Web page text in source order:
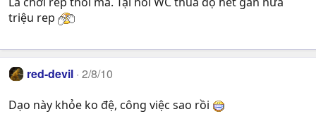
triệu rep
red-devil 2/8/10
Dạo này khỏe ko đệ, công việc sao rồi